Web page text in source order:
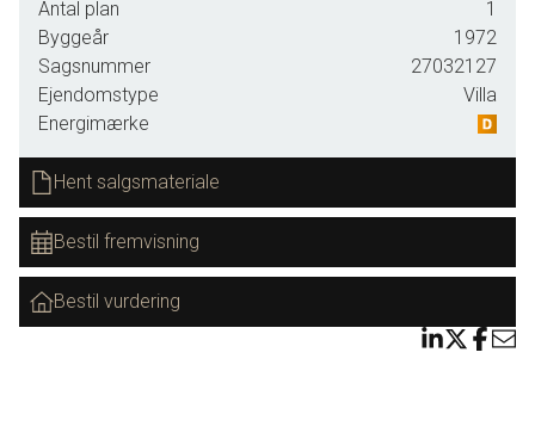
hvilket giver en praktisk og nem bolig i hverdagen.
Boligen byder velkommen i en entré med garderobe og
spots i loftet. Derudover findes et gæstetoilet med
håndvaskearrangement, blå klinker og gulvvarme.
Husets hjerte er et hyggeligt køkken/alrum fra Tvis med lyse
fyldingslåger og lyst trægulv, hvor der er god plads til både
madlavning og samvær. Den tilstødende stue fremstår lys
og indbydende med lyst trægulv samt udgang til en
overdækket, lukket terrasse, hvor udelivet kan nydes.
Boligen indeholder desuden et godt børneværelse samt et
rummeligt soveværelse med skydeskabsarrangement og
Antal plan
1
Byggeår
1972
Sagsnummer
27032127
Ejendomstype
Villa
Energimærke
Hent salgsmateriale
Bestil fremvisning
Bestil vurdering